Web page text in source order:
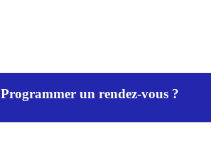
Programmer un rendez-vous ?